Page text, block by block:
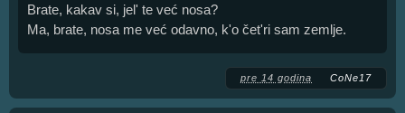
Brate, kakav si, jel' te već nosa?
Ma, brate, nosa me već odavno, k'o čet'ri sam zemlje.
pre 14 godina CoNe17